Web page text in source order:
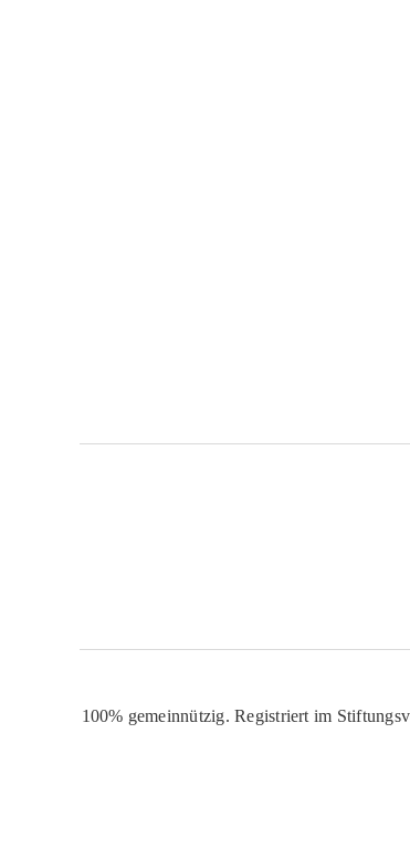
100% gemeinnützig. Registriert im